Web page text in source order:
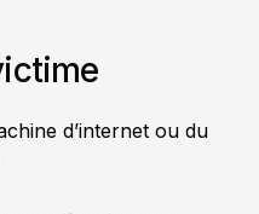
d’internet ou du